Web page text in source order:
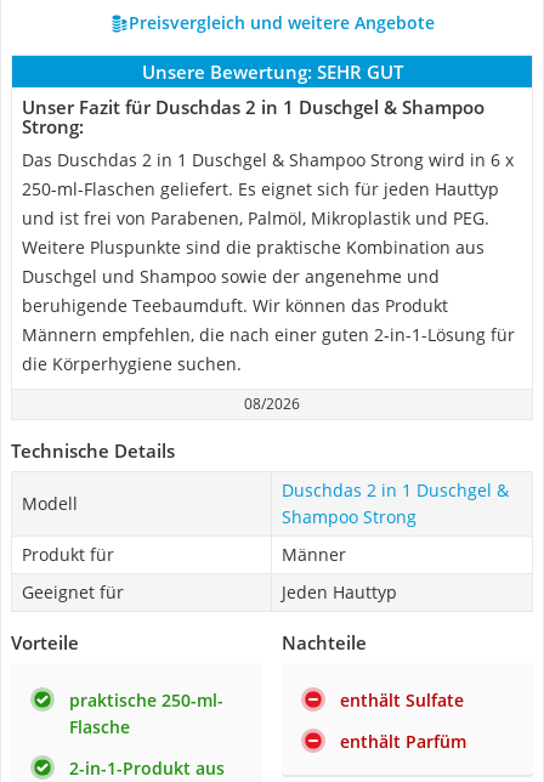
Preisvergleich und weitere Angebote
Unsere Bewertung: SEHR GUT
Unser Fazit für Duschdas 2 in 1 Duschgel & Shampoo
Strong:
Das Duschdas 2 in 1 Duschgel & Shampoo Strong wird in 6 x
250-ml-Flaschen geliefert. Es eignet sich für jeden Hauttyp
und ist frei von Parabenen, Palmöl, Mikroplastik und PEG.
Weitere Pluspunkte sind die praktische Kombination aus
Duschgel und Shampoo sowie der angenehme und
beruhigende Teebaumduft. Wir können das Produkt
Männern empfehlen, die nach einer guten 2-in-1-Lösung für
die Körperhygiene suchen.
08/2026
Technische Details
Modell
Duschdas 2 in 1 Duschgel &
Shampoo Strong
Produkt für
Männer
Geeignet für
Jeden Hauttyp
Vorteile
praktische 250-ml-
Flasche
2-in-1-Produkt aus
Nachteile
enthält Sulfate
enthält Parfüm